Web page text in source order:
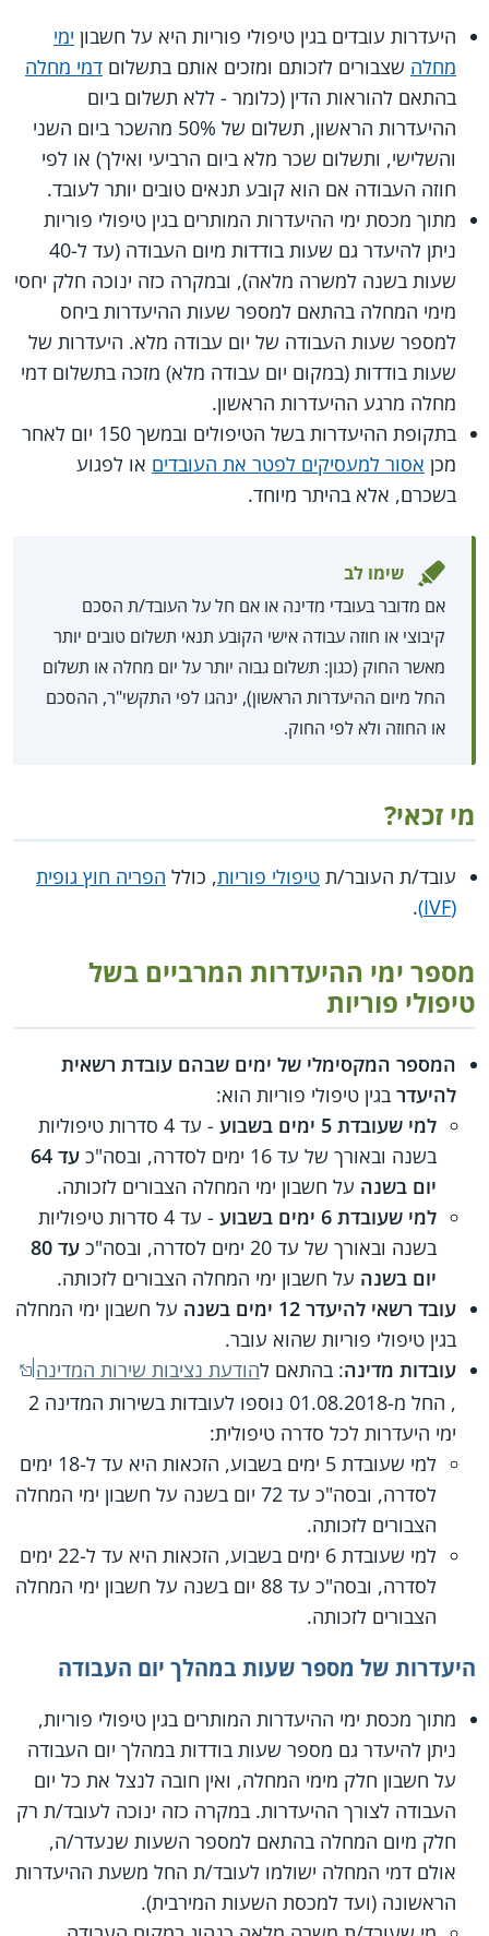
היעדרות עובדים בגין טיפולי פוריות היא על חשבון ימי
מחלה שצבורים לזכותם ומזכים אותם בתשלום דמי מחלה
בהתאם להוראות הדין (כלומר - ללא תשלום ביום
ההיעדרות הראשון, תשלום של 50% מהשכר ביום השני
והשלישי, ותשלום שכר מלא ביום הרביעי ואילך) או לפי
חוזה העבודה אם הוא קובע תנאים טובים יותר לעובד.
מתוך מכסת ימי ההיעדרות המותרים בגין טיפולי פוריות
ניתן להיעדר גם שעות בודדות מיום העבודה (עד ל-40
שעות בשנה למשרה מלאה), ובמקרה כזה ינוכה חלק יחסי
מימי המחלה בהתאם למספר שעות ההיעדרות ביחס
למספר שעות העבודה של יום עבודה מלא. היעדרות של
שעות בודדות (במקום יום עבודה מלא) מזכה בתשלום דמי
מחלה מרגע ההיעדרות הראשון.
בתקופת ההיעדרות בשל הטיפולים ובמשך 150 יום לאחר
מכן אסור למעסיקים לפטר את העובדים או לפגוע
בשכרם, אלא בהיתר מיוחד.
שימו לב
אם מדובר בעובדי מדינה או אם חל על העובד/ת הסכם
קיבוצי או חוזה עבודה אישי הקובע תנאי תשלום טובים יותר
מאשר החוק (כגון: תשלום גבוה יותר על יום מחלה או תשלום
החל מיום ההיעדרות הראשון), ינהגו לפי התקשי"ר, ההסכם
או החוזה ולא לפי החוק.
מי זכאי?
עובד/ת העובר/ת טיפולי פוריות, כולל הפריה חוץ גופית
(IVF)
.
מספר ימי ההיעדרות המרביים בשל
טיפולי פוריות
המספר המקסימלי של ימים שבהם עובדת רשאית
להיעדר בגין טיפולי פוריות הוא:
למי שעובדת 5 ימים בשבוע
- עד 4 סדרות טיפוליות
בשנה ובאורך של עד 16 ימים לסדרה, ובסה"כ
עד 64
יום בשנה על חשבון ימי המחלה הצבורים לזכותה.
למי שעובדת 6 ימים בשבוע
- עד 4 סדרות טיפוליות
בשנה ובאורך של עד 20 ימים לסדרה, ובסה"כ
עד 80
יום בשנה על חשבון ימי המחלה הצבורים לזכותה.
עובד רשאי להיעדר 12 ימים בשנה
על חשבון ימי המחלה
בגין טיפולי פוריות שהוא עובר.
עובדות מדינה: בהתאם להודעת נציבות שירות המדינה
, החל מ-01.08.2018 נוספו לעובדות בשירות המדינה 2
ימי היעדרות לכל סדרה טיפולית:
למי שעובדת 5 ימים בשבוע, הזכאות היא עד ל-18 ימים
לסדרה, ובסה"כ עד 72 יום בשנה על חשבון ימי המחלה
הצבורים לזכותה.
למי שעובדת 6 ימים בשבוע, הזכאות היא עד ל-22 ימים
לסדרה, ובסה"כ עד 88 יום בשנה על חשבון ימי המחלה
הצבורים לזכותה.
היעדרות של מספר שעות במהלך יום העבודה
מתוך מכסת ימי ההיעדרות המותרים בגין טיפולי פוריות,
ניתן להיעדר גם מספר שעות בודדות במהלך יום העבודה
על חשבון חלק מימי המחלה, ואין חובה לנצל את כל יום
העבודה לצורך ההיעדרות. במקרה כזה ינוכה לעובד/ת רק
חלק מיום המחלה בהתאם למספר השעות שנעדר/ה,
אולם דמי המחלה ישולמו לעובד/ת החל משעת ההיעדרות
הראשונה (ועד למכסת השעות המירבית).